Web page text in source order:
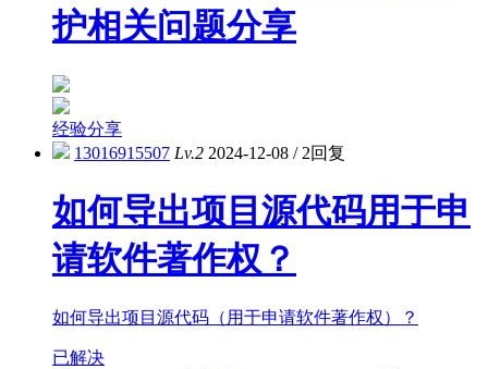
护相关问题分享
经验分享
13016915507 Lv.2 2024-12-08 /2回复
如何导出项目源代码用于申
请软件著作权？
如何导出项目源代码（用于申请软件著作权）？
已解决